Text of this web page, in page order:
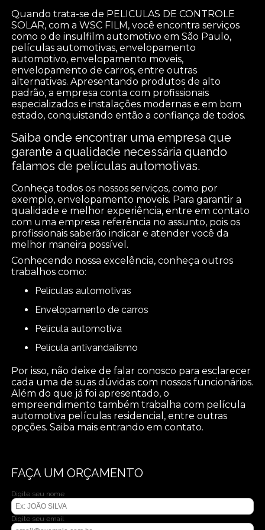
Quando trata-se de PELICULAS DE CONTROLE
SOLAR, com a WSC FILM, você encontra serviços
como o de insulfilm automotivo em São Paulo,
películas automotivas, envelopamento
automotivo, envelopamento moveis,
envelopamento de carros, entre outras
alternativas. Apresentando produtos de alto
padrão, a empresa conta com profissionais
especializados e instalações modernas e em bom
estado, conquistando então a confiança de todos.
Saiba onde encontrar uma empresa que
garante a qualidade necessária quando
falamos de películas automotivas.
Conheça todos os nossos serviços, como por
exemplo, envelopamento moveis. Para garantir a
qualidade e melhor experiência, entre em contato
com uma empresa referência no assunto, pois os
profissionais saberão indicar e atender você da
melhor maneira possível.
Conhecendo nossa excelência, conheça outros
trabalhos como:
películas automotivas
envelopamento de carros
película automotiva
película antivandalismo
Por isso, não deixe de falar conosco para esclarecer
cada uma de suas dúvidas com nossos funcionários.
Além do que já foi apresentado, o
empreendimento também trabalha com película
automotiva películas residencial, entre outras
opções. Saiba mais entrando em contato.
FAÇA UM ORÇAMENTO
Digite seu nome
Digite seu email